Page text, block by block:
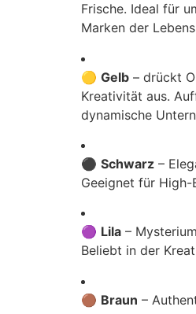
Frische. Ideal für
Marken der
🟡 Gelb– drückt
Kreativität aus.
dynamische
⚫ Schwarz–
Geeignet für High-
🟣 Lila–
Beliebt in der
🟤 Braun –